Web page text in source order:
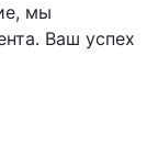
мы
Ваш успех